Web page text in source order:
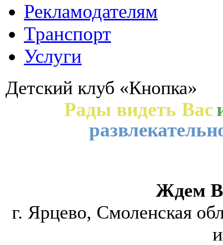
Рекламодателям
Транспорт
Услуги
Детский клуб «Кнопка»
Рады видеть Вас
Ждем
г. Ярцево, Смоленская